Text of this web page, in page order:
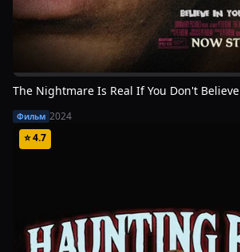
The Nightmare Is Real If You Don't Believe
Фильм 2024
⭐4.7